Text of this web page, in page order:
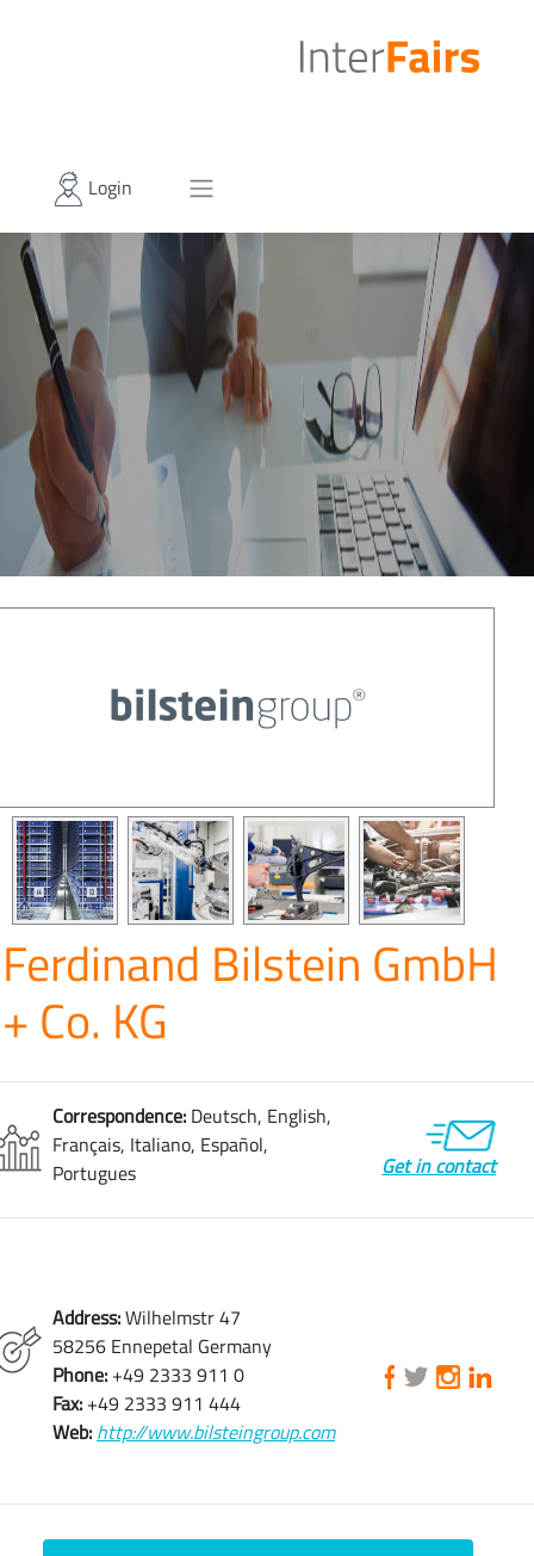
Login
Ferdinand Bilstein GmbH
+ Co. KG
Correspondence: Deutsch, English,
Français, Italiano, Español,
Portugues
Get in contact
Address:Wilhelmstr 47
58256 Ennepetal Germany
Phone: +49 2333 911 0
Fax: +49 2333 911 444
Web: http://www.bilsteingroup.com